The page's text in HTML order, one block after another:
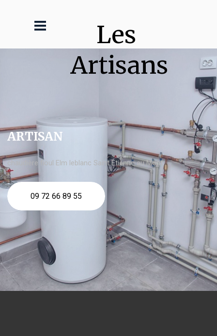
Les
Artisans
ARTISAN
chaudière fioul Elm leblanc Saint Étienne au Mont
09 72 66 89 55